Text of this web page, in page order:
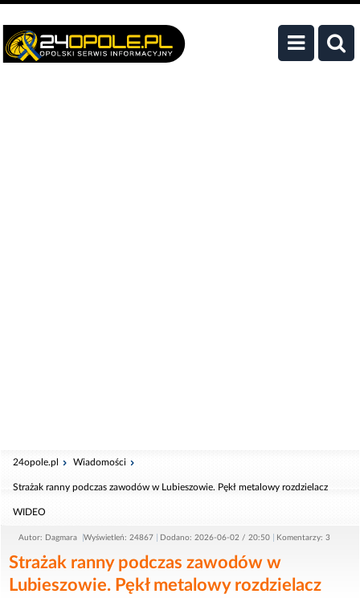
24opole.pl Wiadomości
Strażak ranny podczas zawodów w Lubieszowie. Pękł metalowy rozdzielacz
WIDEO
Autor: Dagmara Wyświetleń: 24867 Dodano: 2026-06-02 / 20:50 Komentarzy: 3
Strażak ranny podczas zawodów w
Lubieszowie. Pękł metalowy rozdzielacz